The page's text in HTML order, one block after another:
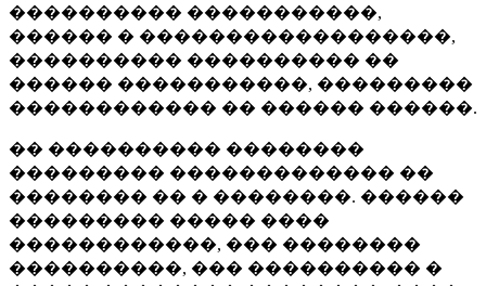
���������� �����������,
������ � ������������������,
���������� ���������� ��
������ �����������, ���������
������������ �� ������ ������.
�� ���������� ��������
��������� ������������� ��
�������� �� � ��������. ������
��������� ����� ����
������������, ��� ��������
����������, ��� ���������� �